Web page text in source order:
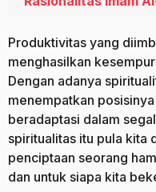
Produktivitas yang
menghasilkan
Dengan adanya
menempatkan
beradaptasi dalam
spiritualitas itu pula kita
penciptaan seorang
dan untuk siapa kita